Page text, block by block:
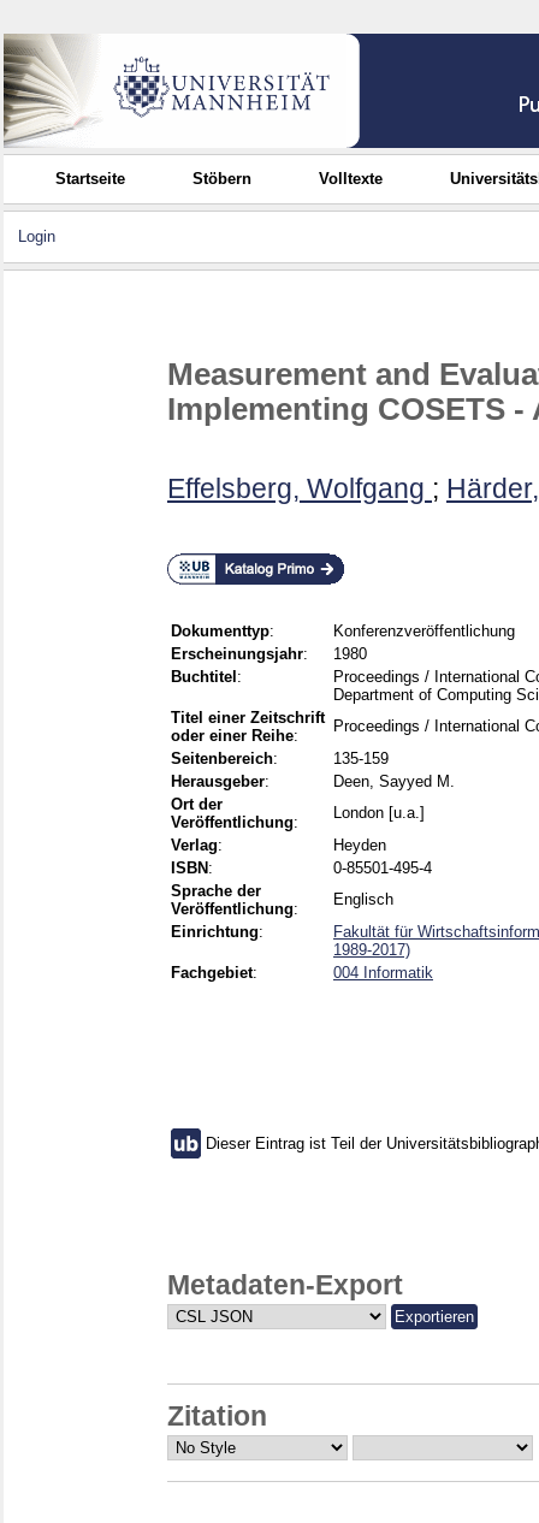
Startseite Stöbern Volltexte
Login
Measurement and
Implementing COSETS -
Effelsberg, Wolfgang ;
Dokumenttyp:
Konferenzveröffentlichung
Erscheinungsjahr:
1980
Buchtitel :
Proceedings / International
Department of Computing
Titel einer Zeitschrift
oder einer Reihe:
Proceedings / International
Seitenbereich:
135-159
Herausgeber:
Deen, Sayyed M.
Ort der
Veröffentlichung:
London [u.a.]
Verlag:
Heyden
ISBN :
0-85501-495-4
Sprache der
Veröffentlichung:
Englisch
Einrichtung:
Fakultät für
1989-2017)
Fachgebiet: 004 Informatik
Dieser Eintrag ist Teil der
Metadaten-Export
Zitation